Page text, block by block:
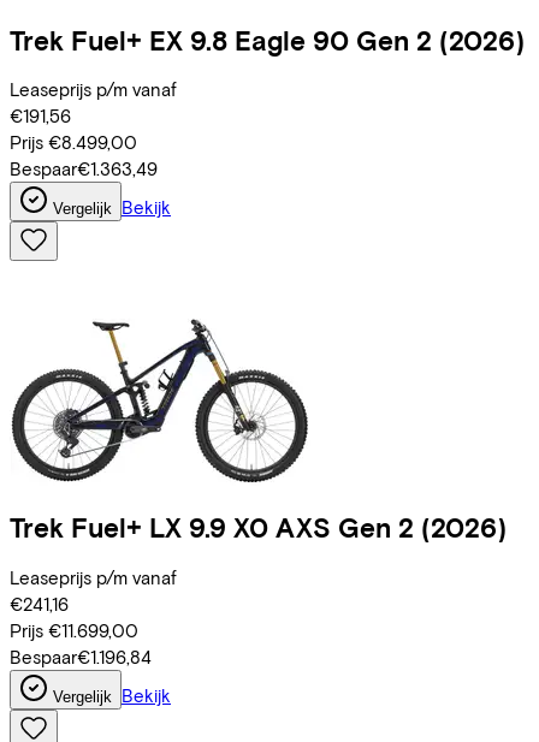
Trek Fuel+ EX 9.8 Eagle 90 Gen 2 (2026)
Leaseprijs p/m vanaf
€191,56
Prijs €8.499,00
Bespaar€1.363,49
Vergelijk Bekijk
Trek Fuel+ LX 9.9 X0 AXS Gen 2 (2026)
Leaseprijs p/m vanaf
€241,16
Prijs €11.699,00
Bespaar€1.196,84
Vergelijk Bekijk